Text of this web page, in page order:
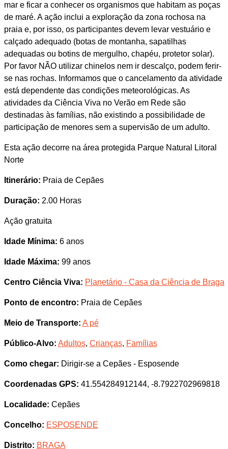
mar e ficar a conhecer os organismos que habitam as poças
de maré. A ação inclui a exploração da zona rochosa na
praia e, por isso, os participantes devem levar vestuário e
calçado adequado (botas de montanha, sapatilhas
adequadas ou botins de mergulho, chapéu, protetor solar).
Por favor NÃO utilizar chinelos nem ir descalço, podem ferir-
se nas rochas. Informamos que o cancelamento da atividade
está dependente das condições meteorológicas. As
atividades da Ciência Viva no Verão em Rede são
destinadas às famílias, não existindo a possibilidade de
participação de menores sem a supervisão de um adulto.
Esta ação decorre na área protegida Parque Natural Litoral
Norte
Itinerário: Praia de Cepães
Duração: 2.00 Horas
Ação gratuita
Idade Mínima: 6 anos
Idade Máxima: 99 anos
Centro Ciência Viva: Planetário - Casa da Ciência de Braga
Ponto de encontro: Praia de Cepães
Meio de Transporte: A pé
Público-Alvo: Adultos, Crianças, Famílias
Como chegar: Dirigir-se a Cepães - Esposende
Coordenadas GPS: 41.554284912144, -8.7922702969818
Localidade: Cepães
Concelho: ESPOSENDE
Distrito: BRAGA